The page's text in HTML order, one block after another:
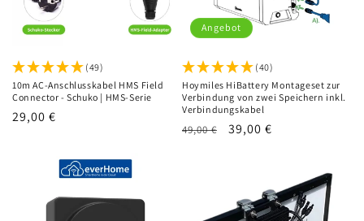
(49)
10m AC-Anschlusskabel HMS Field
Connector - Schuko | HMS-Serie
Normaler
29,00 €
Angebot
(40)
Hoymiles HiBattery Montageset zur
Verbindung von zwei Speichern inkl.
Verbindungskabel
Normaler
49,00 € Verkaufspreis
39,00 €